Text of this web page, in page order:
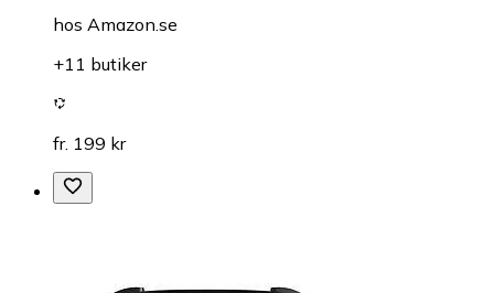
hos Amazon.se
+11 butiker
fr. 199 kr